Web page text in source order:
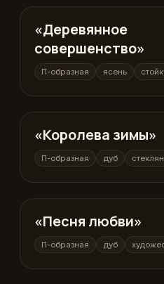
П-образная
«Деревянное
совершенство»
П-образная ясень
П-образная
«Королева зимы»
П-образная дуб
П-образная
«Песня любви»
П-образная дуб